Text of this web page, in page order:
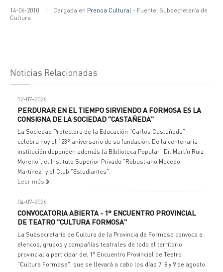
14-06-2010 | Cargada en Prensa Cultural - Fuente: Subsecretaría de
Cultura
Noticias Relacionadas
12-07-2026
PERDURAR EN EL TIEMPO SIRVIENDO A FORMOSA ES LA
CONSIGNA DE LA SOCIEDAD "CASTAÑEDA"
La Sociedad Protectora de la Educación "Carlos Castañeda"
celebra hoy el 123º aniversario de su fundación. De la centenaria
institución dependen además la Biblioteca Popular "Dr. Martín Ruiz
Moreno", el Instituto Superior Privado "Robustiano Macedo
Martínez" y el Club "Estudiantes".
Leer más
04-07-2026
CONVOCATORIA ABIERTA - 1° ENCUENTRO PROVINCIAL
DE TEATRO "CULTURA FORMOSA"
La Subsecretaría de Cultura de la Provincia de Formosa convoca a
elencos, grupos y compañías teatrales de todo el territorio
provincial a participar del 1° Encuentro Provincial de Teatro
"Cultura Formosa", que se llevará a cabo los días 7, 8 y 9 de agosto